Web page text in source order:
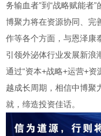
务输血者”到“战略赋能者
博聚力将在资源协同、完
作等各个方面，与恩泽康
引领外泌体行业发展新浪
通过“资本+战略+运营+
越成长周期，相信中博聚
就，缔造投资佳话。